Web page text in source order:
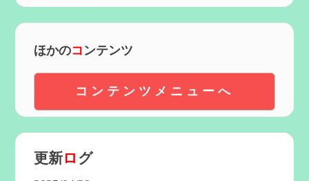
ほかのコ ンテンツ
コンテンツメニューへ
更新ロ グ